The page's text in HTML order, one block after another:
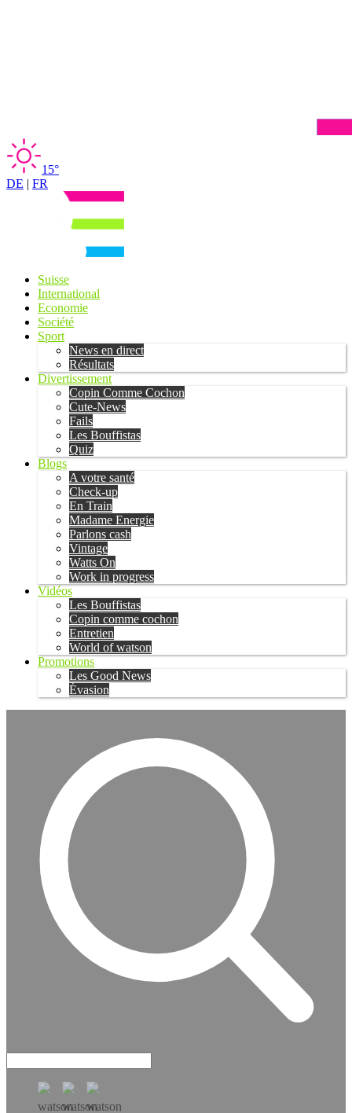
15°
DE | FR
Suisse
International
Economie
Société
Sport
News en direct
Résultats
Divertissement
Copin Comme Cochon
Cute-News
Fails
Les Bouffistas
Quiz
Blogs
A votre santé
Check-up
En Train
Madame Energie
Parlons cash
Vintage
Watts On
Work in progress
Vidéos
Les Bouffistas
Copin comme cochon
Entretien
World of watson
Promotions
Les Good News
Évasion